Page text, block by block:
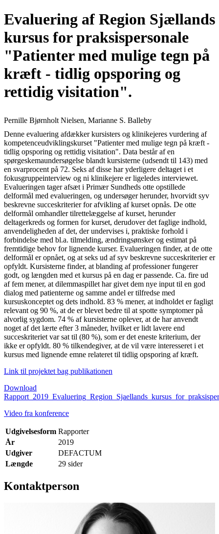
Evaluering af Region Sjællands
kursus for praksispersonale
"Patienter med mulige tegn på
kræft - tidlig opsporing og
rettidig visitation".
Pernille Bjørnholt Nielsen, Marianne S. Balleby
Denne evaluering afdækker kursisters og klinikejeres vurdering af
kompetenceudviklingskurset "Patienter med mulige tegn på kræft -
tidlig opsporing og rettidig visitation". Data består af en
spørgeskemaundersøgelse blandt kursisterne (udsendt til 143) med
en svarprocent på 72. Seks af disse har yderligere deltaget i et
fokusgruppeinterview og ni klinikejere er ligeledes interviewet.
Evalueringen tager afsæt i Primær Sundheds otte opstillede
delformål med evalueringen, og undersøger herunder, hvorvidt syv
beskrevne succeskriterier for afvikling af kurset opnås. De otte
delformål omhandler tilrettelæggelse af kurset, herunder
deltagerkreds og formen for kurset, derudover det faglige indhold,
anvendeligheden af det, der undervises i, praktiske forhold i
forbindelse med bl.a. tilmelding, ændringsønsker og estimat på
fremtidige behov for lignende kurser. Evalueringen finder, at de otte
delformål er opnået, og at seks ud af syv beskrevne succeskriterier er
opfyldt. Kursisterne finder, at blanding af professioner fungerer
godt, og længden med et kursus på en dag er passende. Ca. fire ud
af fem mener, at dilemmaspillet har givet dem nye input til en god
dialog med patienterne og samme andel er tilfredse med
kursuskonceptet og dets indhold. 83 % mener, at indholdet er fagligt
relevant og 90 %, at de er blevet bedre til at spotte symptomer på
alvorlig sygdom. 74 % af kursisterne oplever, at de har anvendt
noget af det lærte efter 3 måneder, hvilket er lidt lavere end
succeskriteriet var sat til (80 %), som er det eneste kriterium, der
ikke er opfyldt. 80 % tilkendegiver, at de vil være interesseret i et
kursus med lignende emne relateret til tidlig opsporing af kræft.
Link til projektet bag publikationen
Download
Video fra konference
Udgivelsesform Rapporter
År
2019
Udgiver
DEFACTUM
Længde
29 sider
Kontaktperson